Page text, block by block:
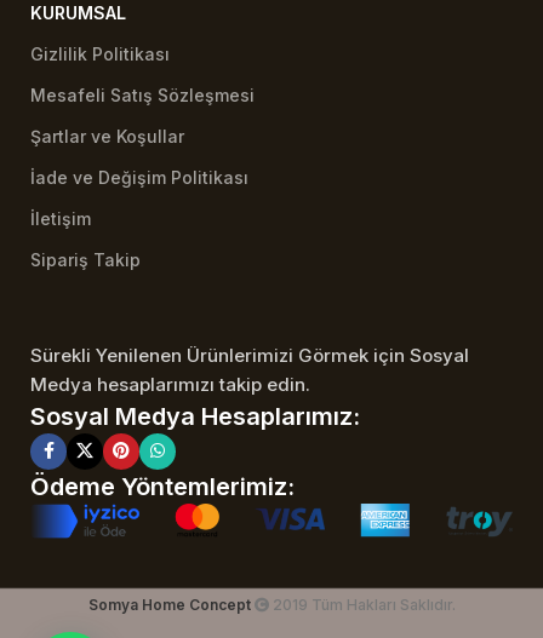
KURUMSAL
Gizlilik Politikası
Mesafeli Satış Sözleşmesi
Şartlar ve Koşullar
İade ve Değişim Politikası
İletişim
Sipariş Takip
Sürekli Yenilenen Ürünlerimizi Görmek için Sosyal
Medya hesaplarımızı takip edin.
Sosyal Medya Hesaplarımız:
Ödeme Yöntemlerimiz:
Somya Home Concept 2019 Tüm Hakları Saklıdır.